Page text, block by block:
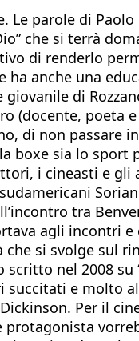
Le parole di Paolo
che si terrà
di renderlo
ha anche una
di
(docente,
di non passare
boxe sia lo
i cineasti e
tra
agli incontri
si svolge sul
nel 2008
e molto
Per il